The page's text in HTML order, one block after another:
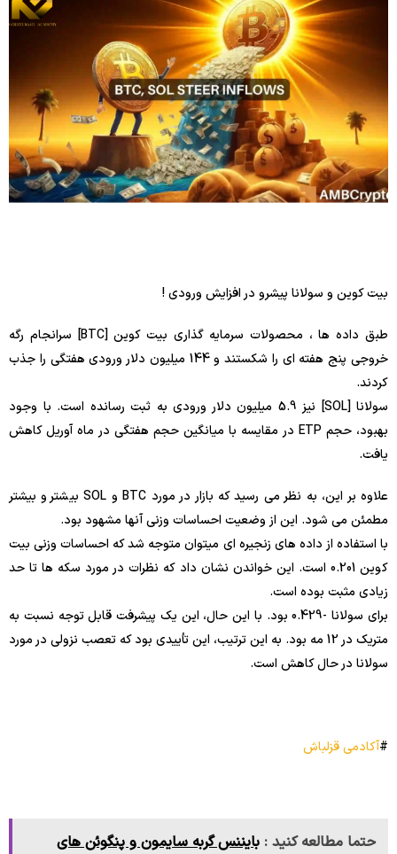
بیت کوین و سولانا پیشرو در افزایش ورودی !
طبق داده ها ، محصولات سرمایه گذاری بیت کوین [BTC] سرانجام رگه
خروجی پنج هفته ای را شکستند و 144 میلیون دلار ورودی هفتگی را جذب
کردند.
سولانا [SOL] نیز 5.9 میلیون دلار ورودی به ثبت رسانده است. با وجود
بهبود، حجم ETP در مقایسه با میانگین حجم هفتگی در ماه آوریل کاهش
یافت.
علاوه بر این، به نظر می رسید که بازار در مورد BTC و SOL بیشتر و بیشتر
مطمئن می شود. این از وضعیت احساسات وزنی آنها مشهود بود.
با استفاده از داده های زنجیره ای میتوان متوجه شد که احساسات وزنی بیت
کوین 0.201 است. این خواندن نشان داد که نظرات در مورد سکه ها تا حد
زیادی مثبت بوده است.
برای سولانا -0.429 بود. با این حال، این یک پیشرفت قابل توجه نسبت به
متریک در 12 مه بود. به این ترتیب، این تأییدی بود که تعصب نزولی در مورد
سولانا در حال کاهش است.
#آکادمی قزلباش
حتما مطالعه کنید : بایننس گربه سایمون و پنگوئن های